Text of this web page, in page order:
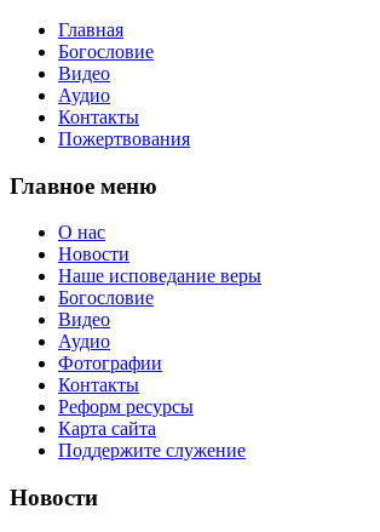
Главная
Богословие
Видео
Аудио
Контакты
Пожертвования
Главное меню
О нас
Новости
Наше исповедание веры
Богословие
Видео
Аудио
Фотографии
Контакты
Реформ ресурсы
Карта сайта
Поддержите служение
Новости